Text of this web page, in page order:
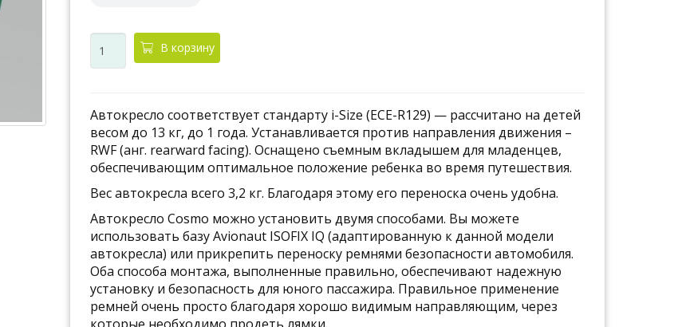
В корзину
Автокресло соответствует стандарту i-Size (ECE-R129) — рассчитано на детей
весом до 13 кг, до 1 года. Устанавливается против направления движения –
RWF (анг. rearward facing). Оснащено съемным вкладышем для младенцев,
обеспечивающим оптимальное положение ребенка во время путешествия.
Вес автокресла всего 3,2 кг. Благодаря этому его переноска очень удобна.
Автокресло Cosmo можно установить двумя способами. Вы можете
использовать базу Avionaut ISOFIX IQ (адаптированную к данной модели
автокресла) или прикрепить переноску ремнями безопасности автомобиля.
Оба способа монтажа, выполненные правильно, обеспечивают надежную
установку и безопасность для юного пассажира. Правильное применение
ремней очень просто благодаря хорошо видимым направляющим, через